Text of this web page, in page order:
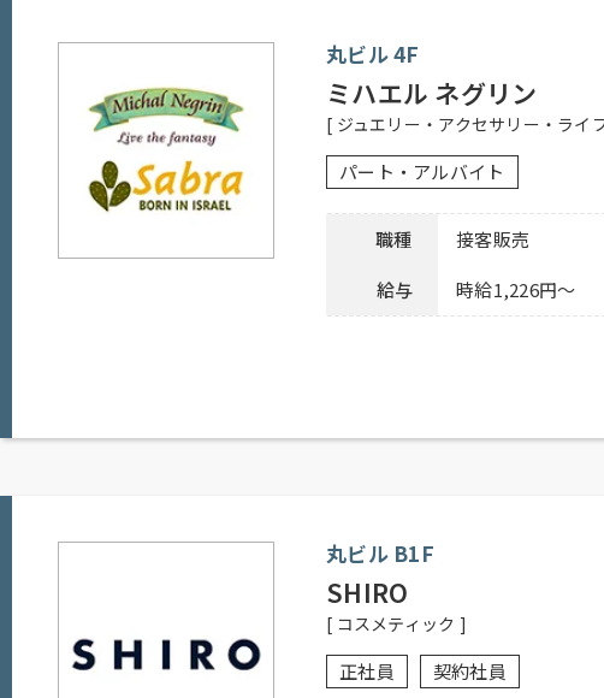
丸ビル 4F
ミハエル ネグリン
[ ジュエリー・アクセサリー・ライ
パート・アルバイト
職種
接客販売
給与
時給1,226円～
勤務時間
10：45～21：15
待遇
社内割引あり、交通費一部支給（上限20,000円／
社員登用制度もございます。お気軽にお問合せく
応募方法
電話連絡後、本社人事担当まで履歴書・自己PR
丸ビル B1F
SHIRO
[ コスメティック ]
正社員 契約社員